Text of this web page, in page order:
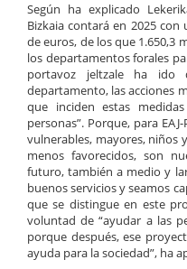
Según ha explicado
Bizkaia contará en 2025
de euros, de los que 1.650,3
los departamentos forales
portavoz jeltzale ha ido
departamento, las acciones
que inciden estas
personas”. Porque, para
vulnerables, mayores, niños
menos favorecidos, son
futuro, también a medio y
buenos servicios y seamos
que se distingue en este
voluntad de “ayudar a las
porque después, ese
ayuda para la sociedad”, ha